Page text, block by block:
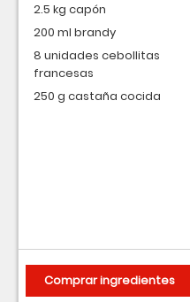
2.5 kg capón
200 ml brandy
8 unidades cebollitas
francesas
250 g castaña cocida
Comprar ingredientes